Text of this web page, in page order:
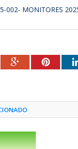
002- MONITORES
Google+